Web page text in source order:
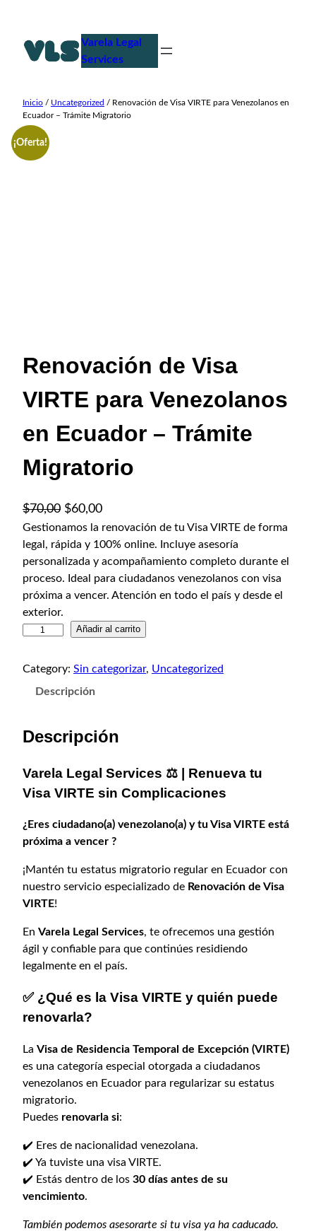
contenido
Varela Legal
Services
Inicio / Uncategorized / Renovación de Visa VIRTE para Venezolanos en
Ecuador – Trámite Migratorio
¡Oferta!
Renovación de Visa
VIRTE para Venezolanos
en Ecuador – Trámite
Migratorio
$70,00 E
l
p
r
e
i
i
a
l
$
0
,
0
.
$60,00E
l
p
r
e
i
o
a
e
s
$
0
0
.
Gestionamos la renovación de tu Visa VIRTE de forma
legal, rápida y 100% online. Incluye asesoría
personalizada y acompañamiento completo durante el
proceso. Ideal para ciudadanos venezolanos con visa
próxima a vencer. Atención en todo el país y desde el
exterior.
n
c
n
d
V
i
s
a
V
R
T
E
a
r
V
e
n
e
z
s
Añadir al carrito
Category: Sin categorizar, Uncategorized
Descripción
Descripción
Varela Legal Services ⚖️ | Renueva tu
Visa VIRTE sin Complicaciones
¿Eres ciudadano(a) venezolano(a) y tu Visa VIRTE está
próxima a vencer ?
¡Mantén tu estatus migratorio regular en Ecuador con
nuestro servicio especializado de Renovación de Visa
VIRTE!
En Varela Legal Services, te ofrecemos una gestión
ágil y confiable para que continúes residiendo
legalmente en el país.
✅ ¿Qué es la Visa VIRTE y quién puede
renovarla?
La Visa de Residencia Temporal de Excepción (VIRTE)
es una categoría especial otorgada a ciudadanos
venezolanos en Ecuador para regularizar su estatus
migratorio.
Puedes renovarla si:
✔️ Eres de nacionalidad venezolana.
✔️ Ya tuviste una visa VIRTE.
✔️ Estás dentro de los 30 días antes de su
vencimiento.
También podemos asesorarte si tu visa ya ha caducado.